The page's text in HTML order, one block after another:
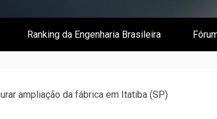
| O
Ranking da Engenharia Brasileira
ampliação da fábrica em Itatiba (SP)